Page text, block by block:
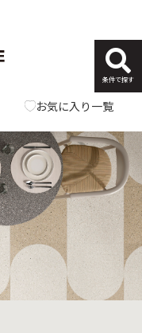
お気に入り一覧
条件で探す